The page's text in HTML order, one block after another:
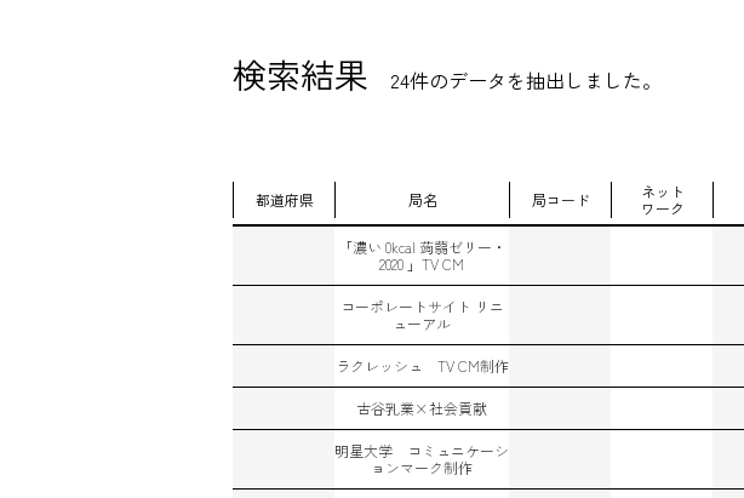
検索結果 24件のデータを抽出しました。
都道府県 局名 局コード
ネット
ワーク
「濃い 0kcal 蒟蒻ゼリー・
2020 」TV CM
コーポレートサイト リニ
ューアル
ラクレッシュ TV CM制作
古谷乳業×社会貢献
明星大学 コミュニケーシ
ョンマーク制作